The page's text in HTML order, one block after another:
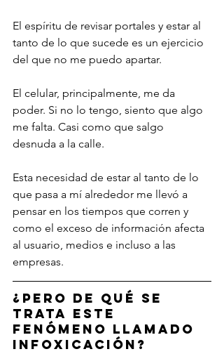
El espíritu de revisar portales y estar al
tanto de lo que sucede es un ejercicio
del que no me puedo apartar.
El celular, principalmente, me da
poder. Si no lo tengo, siento que algo
me falta. Casi como que salgo
desnuda a la calle.
Esta necesidad de estar al tanto de lo
que pasa a mí alrededor me llevó a
pensar en los tiempos que corren y
como el exceso de información afecta
al usuario, medios e incluso a las
empresas.
¿Pero de qué se
trata este
fenómeno llamado
infoxicación?